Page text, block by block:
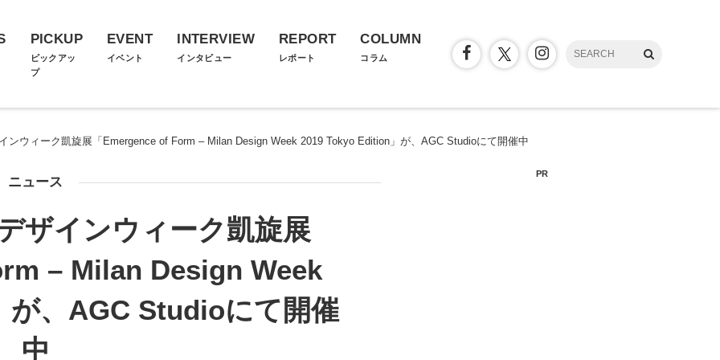
PICKUP
ピックアッ
プ
EVENT
イベント
INTERVIEW
インタビュー
REPORT
レポート
COLUMN
コラム
ンウィーク凱旋展「Emergence of Form – Milan Design Week 2019 Tokyo Edition」が、AGC Studioにて開催中
ニュース
ザインウィーク凱旋展
– Milan Design Week
、AGC Studioにて開催
中
PR